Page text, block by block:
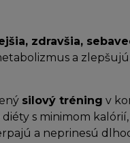
zdravšia,
a
silový tréning v
s minimom
a neprinesú